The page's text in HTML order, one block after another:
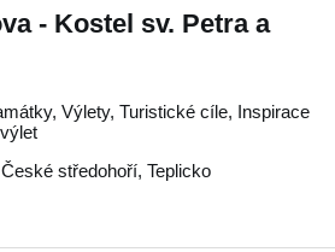
- Kostel sv. Petra a
Výlety, Turistické cíle, Inspirace
České středohoří, Teplicko